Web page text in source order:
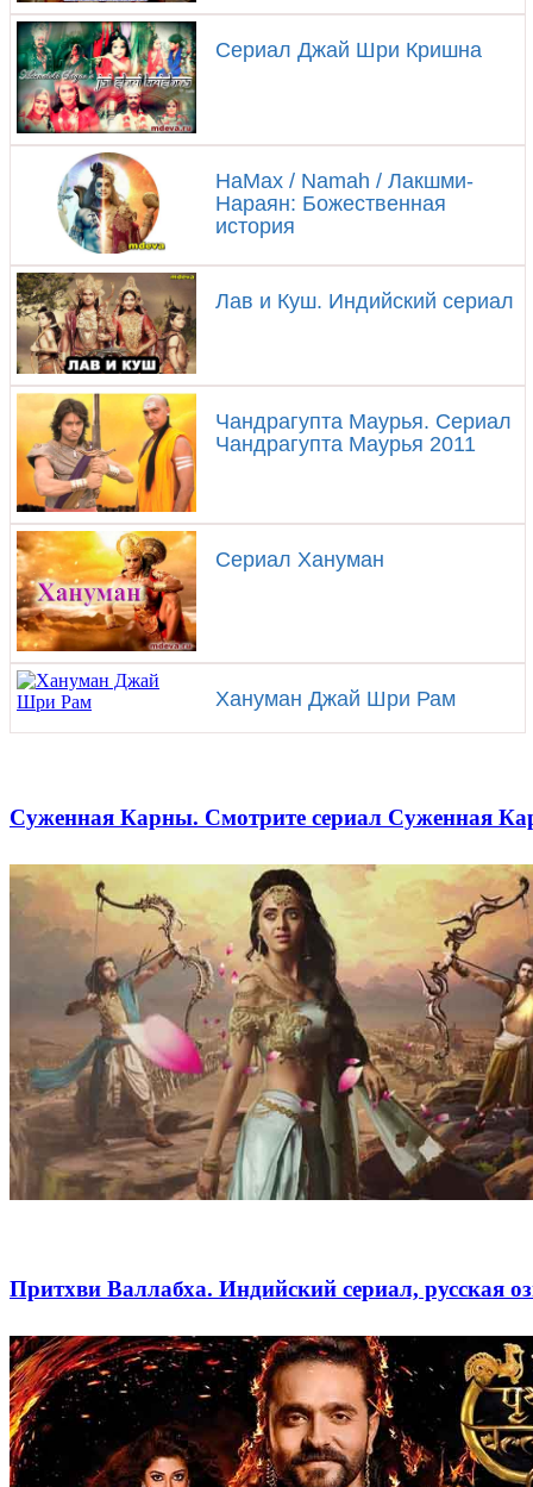
Сериал Джай Шри Кришна
НаМах / Namah / Лакшми-
Нараян: Божественная
история
Лав и Куш. Индийский сериал
Чандрагупта Маурья. Сериал
Чандрагупта Маурья 2011
Сериал Хануман
Хануман Джай Шри Рам
Суженная Карны. Смотрите сериал Суженная
Притхви Валлабха. Индийский сериал, русская